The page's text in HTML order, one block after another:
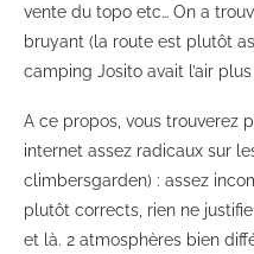
vente du topo etc… On a
bruyant (la route est plutôt
camping Josito avait l’air
A ce propos, vous trouverez
internet assez radicaux sur
climbersgarden) : assez
plutôt corrects, rien ne
et là. 2 atmosphères bien